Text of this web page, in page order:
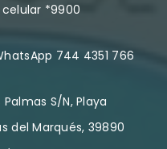
*9900
744 4351 766
S/N, Playa
del Marqués, 39890